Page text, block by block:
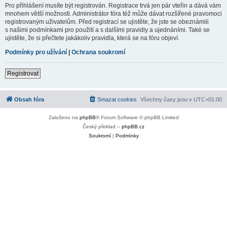
Pro přihlášení musíte být registrován. Registrace trvá jen pár vteřin a dává vám
mnohem větší možnosti. Administrátor fóra též může dávat rozšířené pravomoci
registrovaným uživatelům. Před registrací se ujistěte, že jste se obeznámili
s našimi podmínkami pro použití a s dalšími pravidly a ujednáními. Také se
ujistěte, že si přečtete jakákoliv pravidla, která se na fóru objeví.
Podmínky pro užívání | Ochrana soukromí
Registrovat
Obsah fóra Všechny časy jsou v UTC+01:00
Smazat cookies
Založeno na phpBB® Forum Software © phpBB Limited
Český překlad – phpBB.cz
Soukromí| Podmínky